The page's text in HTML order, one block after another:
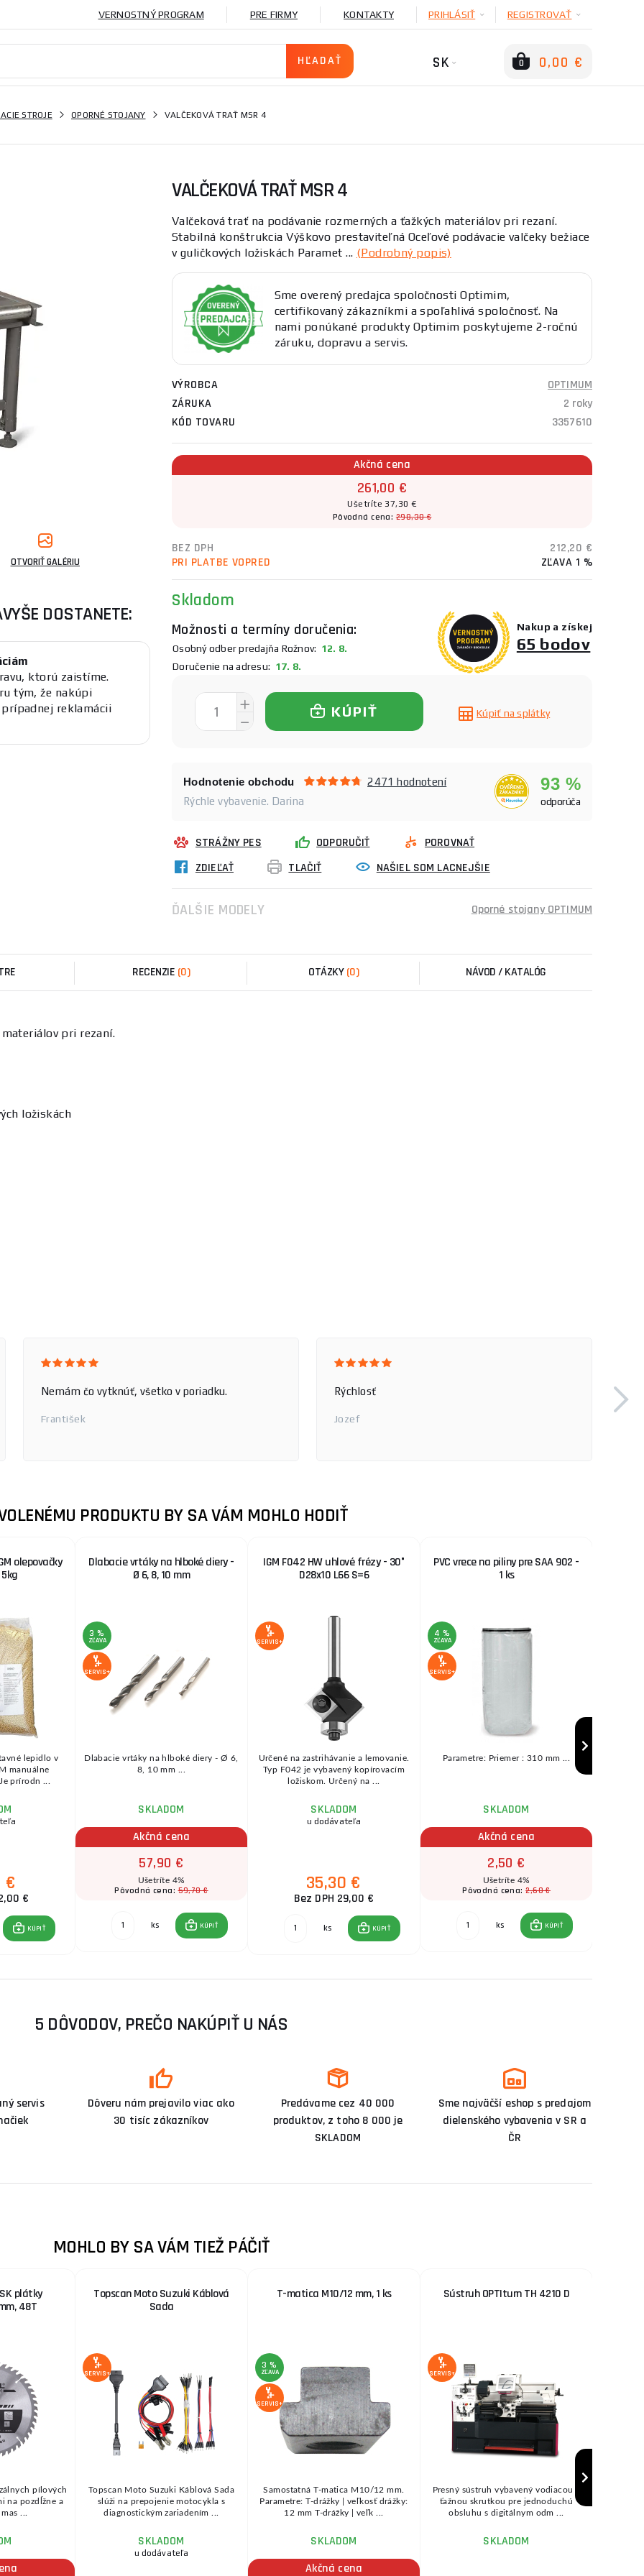
VERNOSTNÝ PROGRAM PRE FIRMY KONTAKTY PRIHLÁSIŤ REGISTROVAŤ
SK 0 0,00 €
STROJE OPORNÉ STOJANY VALČEKOVÁ TRAŤ MSR 4
OTVORIŤ GALÉRIU
DOSTANETE:
ktorú zaistíme.
tým, že nakúpi
reklamácii
VALČEKOVÁ TRAŤ MSR 4
Valčeková trať na podávanie rozmerných a ťažkých materiálov pri rezaní.
Stabilná konštrukcia Výškovo prestaviteľná Oceľové podávacie valčeky bežiace
v guličkových ložiskách Paramet ... (Podrobný popis)
Sme overený predajca spoločnosti Optimim,
certifikovaný zákazníkmi a spoľahlivá spoločnosť. Na
nami ponúkané produkty Optimim poskytujeme 2-ročnú
záruku, dopravu a servis.
VÝROBCA
OPTIMUM
ZÁRUKA
2 roky
KÓD TOVARU
3357610
Akčná cena
261,00 €
Ušetríte 37,30 €
Pôvodná cena:298,30 €
BEZ DPH
212,20 €
PRI PLATBE VOPRED
ZĽAVA 1 %
Skladom
Možnosti a termíny doručenia:
Osobný odber predajňa Rožnov: 12. 8.
Doručenie na adresu: 17. 8.
Nakup a získej
65 bodov
KÚPIŤ Kúpiť na splátky
Hodnotenie obchodu
2471 hodnotení
Rýchle vybavenie. Darina
93 %
odporúča
STRÁŽNY PES ODPORUČIŤ
POROVNAŤ
ZDIEĽAŤ
TLAČIŤ NAŠIEL SOM LACNEJŠIE
ĎALŠIE MODELY Oporné stojany OPTIMUM
RECENZIE (0) OTÁZKY (0) NÁVOD / KATALÓG
pri rezaní.
ložiskách
Nemám čo vytknúť, všetko v poriadku.
František
Rýchlosť
Jozef
PRODUKTU BY SA VÁM MOHLO HODIŤ
olepovačky
lepidlo v
manuálne
prírodn ...
€
€
KÚPIŤ
Dlabacie vrtáky na hlboké diery -
Ø 6, 8, 10 mm
3 %
ZĽAVA
SERVIS+
Dlabacie vrtáky na hlboké diery - Ø 6,
8, 10 mm ...
SKLADOM
Akčná cena
57,90 €
Ušetríte 4%
Pôvodná cena:59,70 €
ks KÚPIŤ
IGM F042 HW uhlové frézy - 30°
D28x10 L66 S=6
SERVIS+
Určené na zastrihávanie a lemovanie.
Typ F042 je vybavený kopírovacím
ložiskom. Určený na ...
SKLADOM
u dodávateľa
35,30 €
Bez DPH 29,00 €
ks KÚPIŤ
PVC vrece na piliny pre SAA 902 -
1 ks
4 %
ZĽAVA
SERVIS+
Parametre: Priemer : 310 mm ...
SKLADOM
Akčná cena
2,50 €
Ušetríte 4%
Pôvodná cena:2,60 €
ks KÚPIŤ
5 DÔVODOV, PREČO NAKÚPIŤ U NÁS
servis
Dôveru nám prejavilo viac ako
30 tisíc zákazníkov
Predávame cez 40 000
produktov, z toho 8 000 je
SKLADOM
Sme najväčší eshop s predajom
dielenského vybavenia v SR a
ČR
MOHLO BY SA VÁM TIEŽ PÁČIŤ
plátky
48T
pílových
na pozdĺžne a
...
Topscan Moto Suzuki Káblová
Sada
SERVIS+
Topscan Moto Suzuki Káblová Sada
slúži na prepojenie motocykla s
diagnostickým zariadením ...
SKLADOM
u dodávateľa
T-matica M10/12 mm, 1 ks
3 %
ZĽAVA
SERVIS+
Samostatná T-matica M10/12 mm.
Parametre: T-drážky | veľkosť drážky:
12 mm T-drážky | veľk ...
SKLADOM
Akčná cena
Sústruh OPTIturn TH 4210 D
SERVIS+
Presný sústruh vybavený vodiacou a
ťažnou skrutkou pre jednoduchú
obsluhu s digitálnym odm ...
SKLADOM